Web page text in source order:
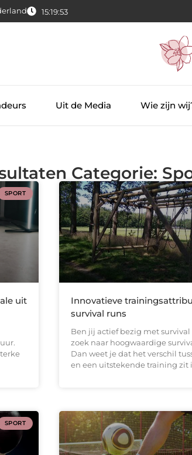
15:19:54
Uit de Media Wie zijn
Categorie:
SPORT
uit
Innovatieve
survival runs
Ben jij actief bezig met survival
zoek naar hoogwaardige
Dan weet je dat het verschil
en een uitstekende training zit
SPORT